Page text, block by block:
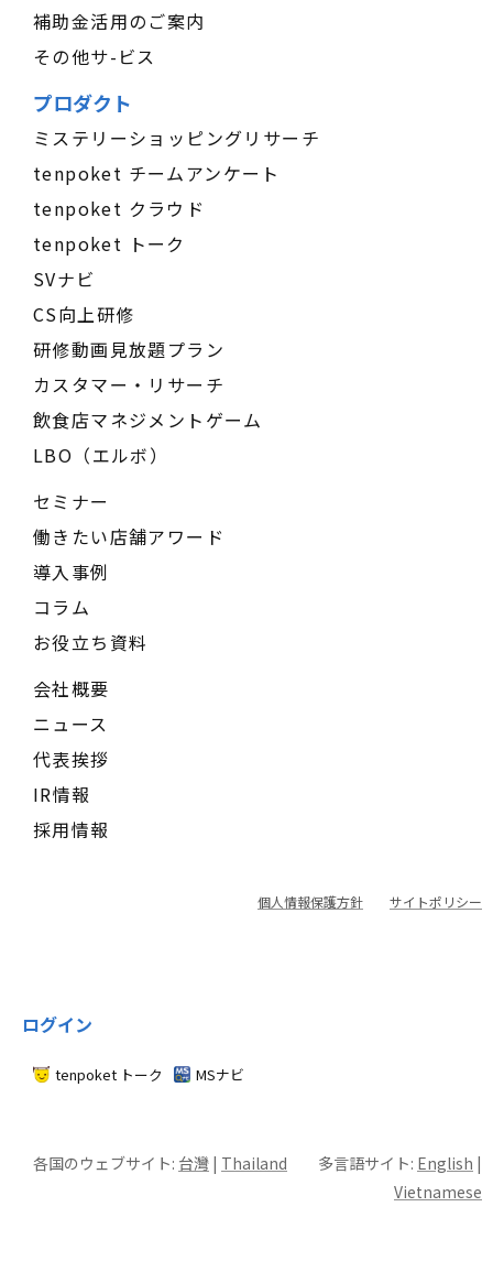
補助金活用のご案内
その他サ-ビス
プロダクト
ミステリーショッピングリサーチ
tenpoket チームアンケート
tenpoket クラウド
tenpoket トーク
SVナビ
CS向上研修
研修動画見放題プラン
カスタマー・リサーチ
飲食店マネジメントゲーム
LBO（エルボ）
セミナー
働きたい店舗アワード
導入事例
コラム
お役立ち資料
会社概要
ニュース
代表挨拶
IR情報
採用情報
個人情報保護方針 サイトポリシー
ログイン
tenpoket トーク MSナビ
各国のウェブサイト: 台灣 | Thailand 多言語サイト: English |
Vietnamese